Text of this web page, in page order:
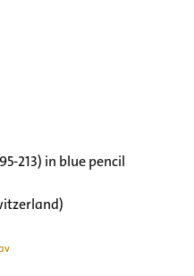
213) in blue pencil